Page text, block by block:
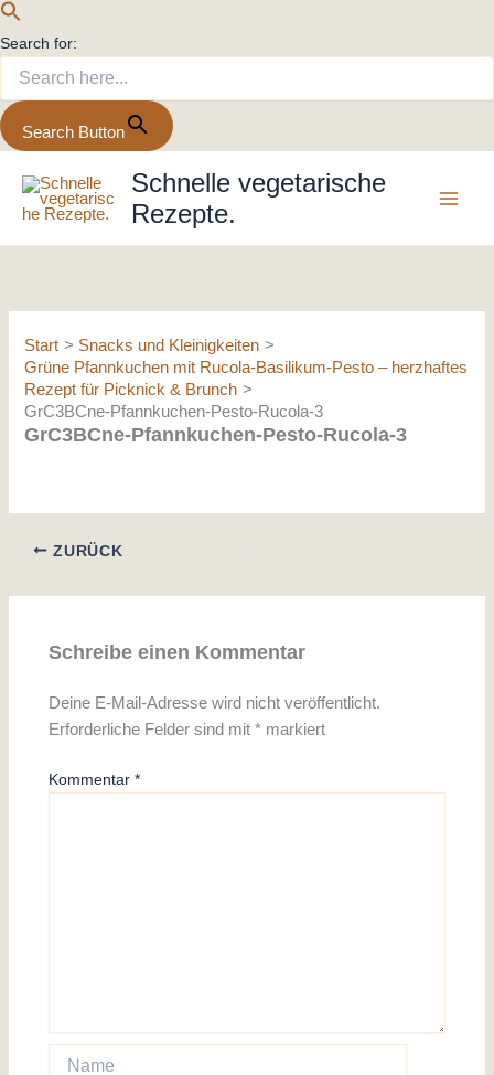
Search for:
Search Button
Inhalt
springen
Schnelle vegetarische
Rezepte.
Start
Snacks und Kleinigkeiten
Grüne Pfannkuchen mit Rucola-Basilikum-Pesto – herzhaftes
Rezept für Picknick & Brunch
GrC3BCne-Pfannkuchen-Pesto-Rucola-3
GrC3BCne-Pfannkuchen-Pesto-Rucola-3
ZURÜCK
Schreibe einen Kommentar
Deine E-Mail-Adresse wird nicht veröffentlicht.
Erforderliche Felder sind mit* markiert
Kommentar*
Name